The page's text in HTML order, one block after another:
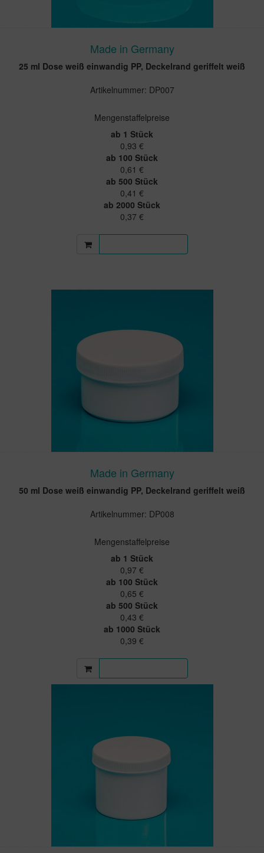
Made in Germany
25 ml Dose weiß einwandig PP, Deckelrand geriffelt weiß
Artikelnummer: DP007
Mengenstaffelpreise
ab 1 Stück
0,93 €
ab 100 Stück
0,61 €
ab 500 Stück
0,41 €
ab 2000 Stück
0,37 €
Made in Germany
50 ml Dose weiß einwandig PP, Deckelrand geriffelt weiß
Artikelnummer: DP008
Mengenstaffelpreise
ab 1 Stück
0,97 €
ab 100 Stück
0,65 €
ab 500 Stück
0,43 €
ab 1000 Stück
0,39 €